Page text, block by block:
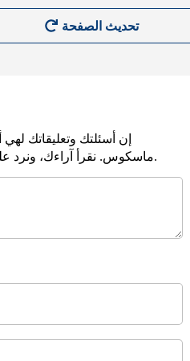
إن أسئلتك وتعليقاتك
ماسكوس. نقرأ آراءك، ونرد عليها، بناء على طلبكم في أسرع وقت ممكن.